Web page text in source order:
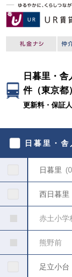
日暮里・
件（東京都
更新料・保証
く
日暮里・
日暮里 0
西日暮里
赤土小学
熊野前
足立小台